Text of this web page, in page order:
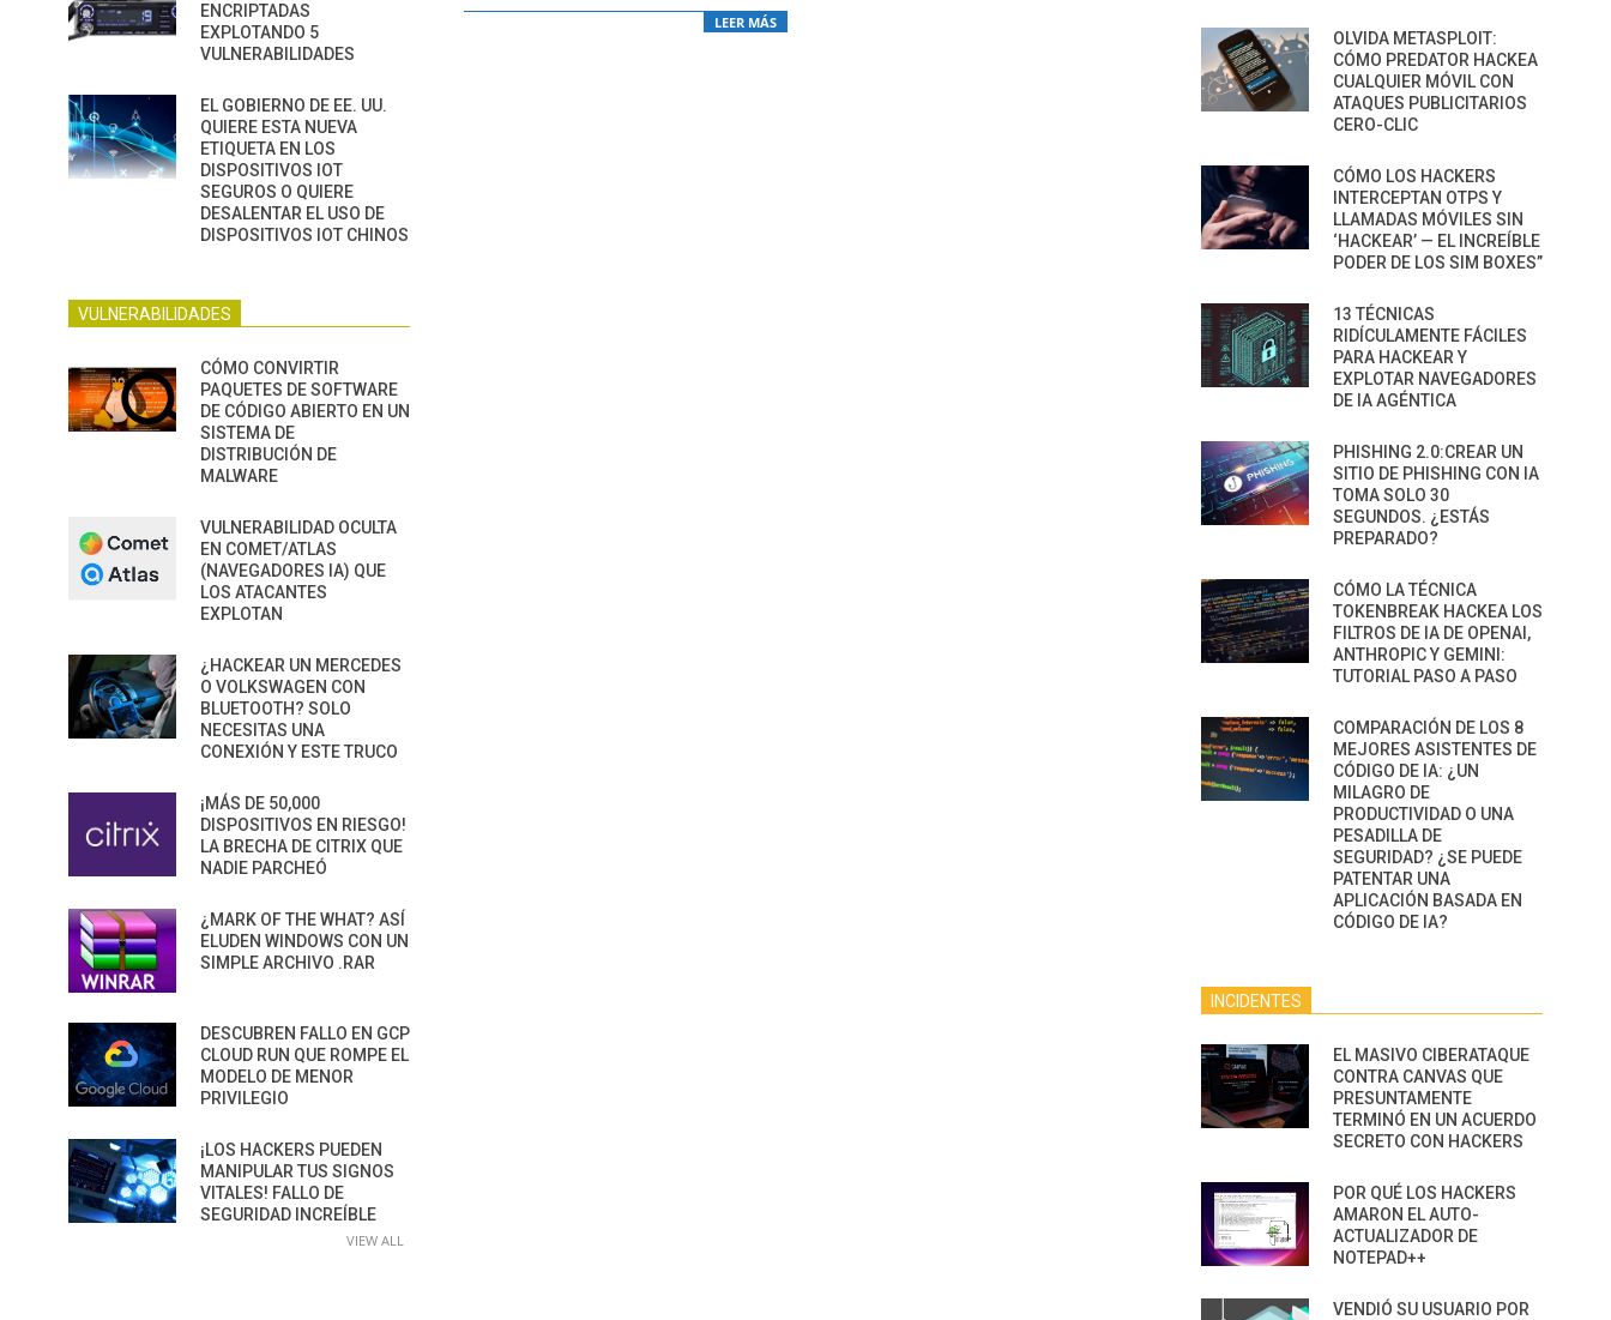
LEER MÁS
ENCRIPTADAS
EXPLOTANDO 5
VULNERABILIDADES
EL GOBIERNO DE EE. UU.
QUIERE ESTA NUEVA
ETIQUETA EN LOS
DISPOSITIVOS IOT
SEGUROS O QUIERE
DESALENTAR EL USO DE
DISPOSITIVOS IOT CHINOS
VULNERABILIDADES
CÓMO CONVIRTIR
PAQUETES DE SOFTWARE
DE CÓDIGO ABIERTO EN UN
SISTEMA DE
DISTRIBUCIÓN DE
MALWARE
VULNERABILIDAD OCULTA
EN COMET/ATLAS
(NAVEGADORES IA) QUE
LOS ATACANTES
EXPLOTAN
¿HACKEAR UN MERCEDES
O VOLKSWAGEN CON
BLUETOOTH? SOLO
NECESITAS UNA
CONEXIÓN Y ESTE TRUCO
¡MÁS DE 50,000
DISPOSITIVOS EN RIESGO!
LA BRECHA DE CITRIX QUE
NADIE PARCHEÓ
¿MARK OF THE WHAT? ASÍ
ELUDEN WINDOWS CON UN
SIMPLE ARCHIVO .RAR
DESCUBREN FALLO EN GCP
CLOUD RUN QUE ROMPE EL
MODELO DE MENOR
PRIVILEGIO
¡LOS HACKERS PUEDEN
MANIPULAR TUS SIGNOS
VITALES! FALLO DE
SEGURIDAD INCREÍBLE
VIEW ALL
OLVIDA METASPLOIT:
CÓMO PREDATOR HACKEA
CUALQUIER MÓVIL CON
ATAQUES PUBLICITARIOS
CERO-CLIC
CÓMO LOS HACKERS
INTERCEPTAN OTPS Y
LLAMADAS MÓVILES SIN
‘HACKEAR’ — EL INCREÍBLE
PODER DE LOS SIM BOXES”
13 TÉCNICAS
RIDÍCULAMENTE FÁCILES
PARA HACKEAR Y
EXPLOTAR NAVEGADORES
DE IA AGÉNTICA
PHISHING 2.0:CREAR UN
SITIO DE PHISHING CON IA
TOMA SOLO 30
SEGUNDOS. ¿ESTÁS
PREPARADO?
CÓMO LA TÉCNICA
TOKENBREAK HACKEA LOS
FILTROS DE IA DE OPENAI,
ANTHROPIC Y GEMINI:
TUTORIAL PASO A PASO
COMPARACIÓN DE LOS 8
MEJORES ASISTENTES DE
CÓDIGO DE IA: ¿UN
MILAGRO DE
PRODUCTIVIDAD O UNA
PESADILLA DE
SEGURIDAD? ¿SE PUEDE
PATENTAR UNA
APLICACIÓN BASADA EN
CÓDIGO DE IA?
INCIDENTES
EL MASIVO CIBERATAQUE
CONTRA CANVAS QUE
PRESUNTAMENTE
TERMINÓ EN UN ACUERDO
SECRETO CON HACKERS
POR QUÉ LOS HACKERS
AMARON EL AUTO-
ACTUALIZADOR DE
NOTEPAD++
VENDIÓ SU USUARIO POR